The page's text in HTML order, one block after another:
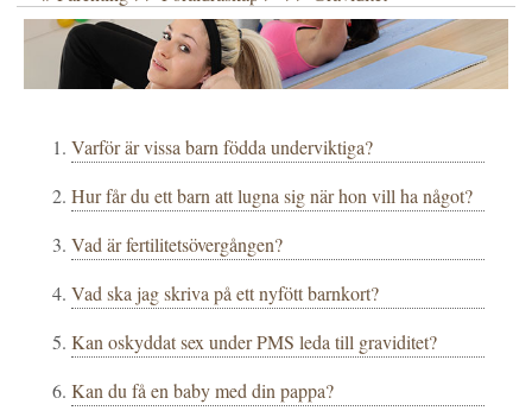
Varför är vissa barn födda underviktiga?
Hur får du ett barn att lugna sig när hon vill ha något?
Vad är fertilitetsövergången?
Vad ska jag skriva på ett nyfött barnkort?
Kan oskyddat sex under PMS leda till graviditet?
Kan du få en baby med din pappa?